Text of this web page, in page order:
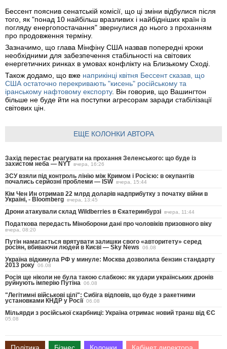
Бессент пояснив сенатській комісії, що ці зміни відбулися після
того, як "понад 10 найбільш вразливих і найбідніших країн із
погляду енергопостачання" звернулися до нього з проханням
про продовження терміну.
Зазначимо, що глава Мінфіну США назвав попередні кроки
необхідними для забезпечення стабільності на світових
енергетичних ринках в умовах конфлікту на Близькому Сході.
Також додамо, що вже наприкінці квітня Бессент сказав, що
США остаточно перекривають "кисень" російському та
іранському нафтовому експорту. Він говорив, що Вашингтон
більше не буде йти на поступки агресорам заради стабілізації
світових цін.
ЕЩЕ КОЛОНКИ АВТОРА
Захід перестає реагувати на прохання Зеленського: що буде із
захистом неба — NYT вчера, 16:26
ЗСУ взяли під контроль лінію між Кримом і Росією: в окупантів
почались серйозні проблеми — ISW вчера, 15:44
Кім Чен Ин отримав 22 млрд доларів надприбутку з початку війни в
Україні, - Bloomberg вчера, 13:45
Дрони атакували склад Wildberries в Єкатеринбурзі вчера, 11:44
Податкова передасть Міноборони дані про чоловіків призовного віку
вчера, 08:20
Путін намагається врятувати залишки свого «авторитету» серед
росіян, вбиваючи людей в Києві — Sky News 06.08
Україна відкинула РФ у минуле: Москва дозволила бензин стандарту
2013 року 06.08
Росія ще ніколи не була такою слабкою: як удари українських дронів
руйнують імперію Путіна 06.08
"Легітимні військові цілі": Сибіга відповів, що буде з ракетними
установками КНДР у Росії 06.08
Мільярди з російської скарбниці: Україна отримає новий транш від ЄС
05.08